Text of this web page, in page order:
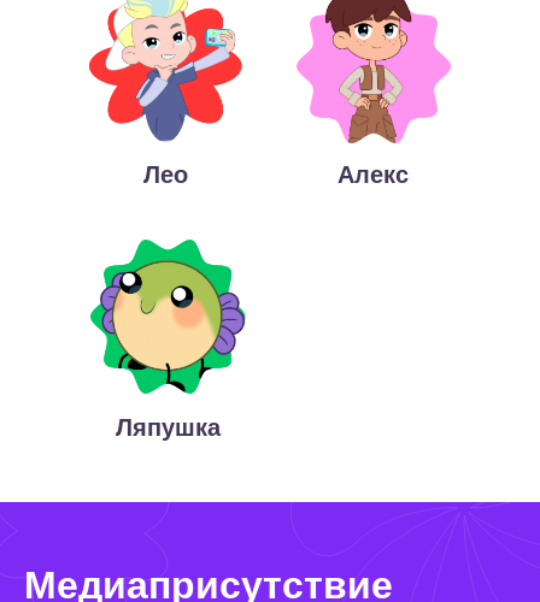
Ляпушка
Алекс
Лео
Медиаприсутствие